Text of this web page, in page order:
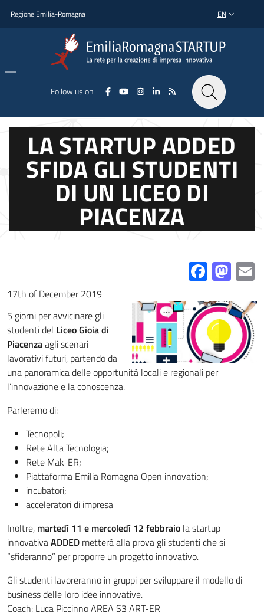
Regione Emilia-Romagna LANGUAGE
EN
Follow us on
LA STARTUP ADDED
SFIDA GLI STUDENTI
DI UN LICEO DI
PIACENZA
17th of December 2019
5 giorni per avvicinare gli
studenti del Liceo Gioia di
Piacenzaagli scenari
lavorativi futuri, partendo da
una panoramica delle opportunità locali e regionali per
l’innovazione e la conoscenza.
Parleremo di:
Tecnopoli;
Rete Alta Tecnologia;
Rete Mak-ER;
Piattaforma Emilia Romagna Open innovation;
incubatori;
acceleratori di impresa
Inoltre, martedì 11 e mercoledì 12 febbraio la startup
innovativaADDED metterà alla prova gli studenti che si
“sfideranno” per proporre un progetto innovativo.
Gli studenti lavoreranno in gruppi per sviluppare il modello di
business delle loro idee innovative.
Coach: Luca Piccinno AREA S3 ART-ER